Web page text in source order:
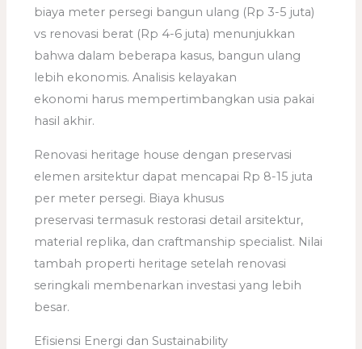
biaya meter persegi bangun ulang (Rp 3-5 juta)
vs renovasi berat (Rp 4-6 juta) menunjukkan
bahwa dalam beberapa kasus, bangun ulang
lebih ekonomis. Analisis kelayakan
ekonomi harus mempertimbangkan usia pakai
hasil akhir.
Renovasi heritage house dengan preservasi
elemen arsitektur dapat mencapai Rp 8-15 juta
per meter persegi. Biaya khusus
preservasi termasuk restorasi detail arsitektur,
material replika, dan craftmanship specialist. Nilai
tambah properti heritage setelah renovasi
seringkali membenarkan investasi yang lebih
besar.
Efisiensi Energi dan Sustainability